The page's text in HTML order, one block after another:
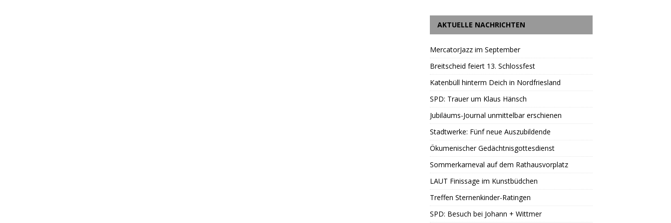
AKTUELLE NACHRICHTEN
MercatorJazz im September
Breitscheid feiert 13. Schlossfest
Katenbüll hinterm Deich in Nordfriesland
SPD: Trauer um Klaus Hänsch
Jubiläums-Journal unmittelbar erschienen
Stadtwerke: Fünf neue Auszubildende
Ökumenischer Gedächtnisgottesdienst
Sommerkarneval auf dem Rathausvorplatz
LAUT Finissage im Kunstbüdchen
Treffen Sternenkinder-Ratingen
SPD: Besuch bei Johann + Wittmer